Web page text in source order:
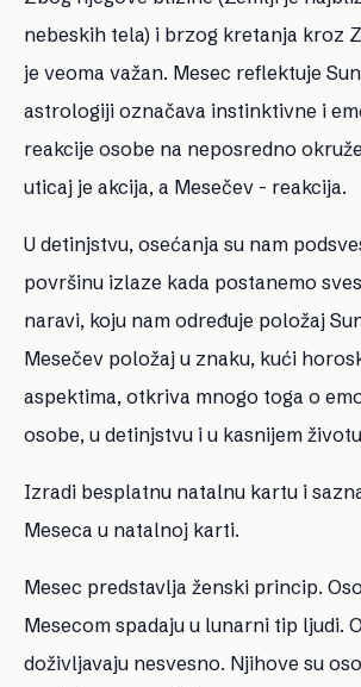
nebeskih tela) i brzog kretanja kroz
je veoma važan. Mesec reflektuje
astrologiji označava instinktivne i
reakcije osobe na neposredno
uticaj je akcija, a Mesečev - reakcija.
U detinjstvu, osećanja su nam
površinu izlaze kada postanemo
naravi, koju nam određuje položaj
Mesečev položaj u znaku, kući
aspektima, otkriva mnogo toga o
osobe, u detinjstvu i u kasnijem
Izradi besplatnu natalnu kartu i
Meseca u natalnoj karti.
Mesec predstavlja ženski princip.
Mesecom spadaju u lunarni tip ljudi.
doživljavaju nesvesno. Njihove su